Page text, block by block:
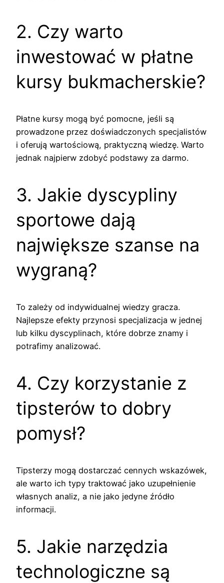
2. Czy warto
inwestować w płatne
kursy bukmacherskie?
Płatne kursy mogą być pomocne, jeśli są
prowadzone przez doświadczonych specjalistów
i oferują wartościową, praktyczną wiedzę. Warto
jednak najpierw zdobyć podstawy za darmo.
3. Jakie dyscypliny
sportowe dają
największe szanse na
wygraną?
To zależy od indywidualnej wiedzy gracza.
Najlepsze efekty przynosi specjalizacja w jednej
lub kilku dyscyplinach, które dobrze znamy i
potrafimy analizować.
4. Czy korzystanie z
tipsterów to dobry
pomysł?
Tipsterzy mogą dostarczać cennych wskazówek,
ale warto ich typy traktować jako uzupełnienie
własnych analiz, a nie jako jedyne źródło
informacji.
5. Jakie narzędzia
technologiczne są